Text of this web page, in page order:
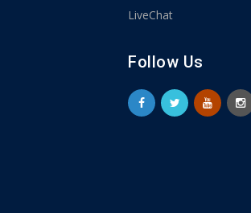
LiveChat
Follow Us